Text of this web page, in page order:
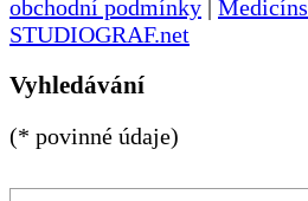
obchodní podmínky |
STUDIOGRAF.net
Vyhledávání
(* povinné údaje)